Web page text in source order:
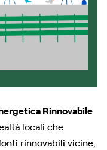
Rinnovabile
locali che
rinnovabili vicine,